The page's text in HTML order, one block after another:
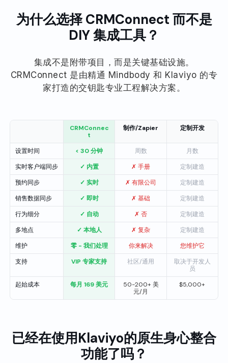
为什么选择 CRMConnect 而不是
DIY 集成工具？
集成不是附带项目，而是关键基础设施。
CRMConnect 是由精通 Mindbody 和 Klaviyo 的专
家打造的交钥匙专业工程解决方案。
CRMConnec
t
制作/Zapier 定制开发
设置时间 < 30 分钟 周数
月数
实时客户端同步
✓ 内置 ✗ 手册
定制建造
预约同步
✓ 实时 ✗ 有限公司
定制建造
销售数据同步
✓ 即时 ✗ 基础
定制建造
行为细分
✓ 自动 ✗ 否
定制建造
多地点
✓ 本地人 ✗ 复杂
定制建造
维护
零 - 我们处理 你来解决
您维护它
支持
VIP 专家支持 社区/通用
取决于开发人
员
起始成本
每月 169 美元
50-200+ 美
元/月
$5,000+
已经在使用Klaviyo的原生身心整合
功能了吗？